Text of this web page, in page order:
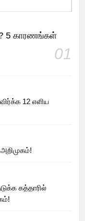
5 காரணங்கள்
01
12 எளிய
கத்தாரில்